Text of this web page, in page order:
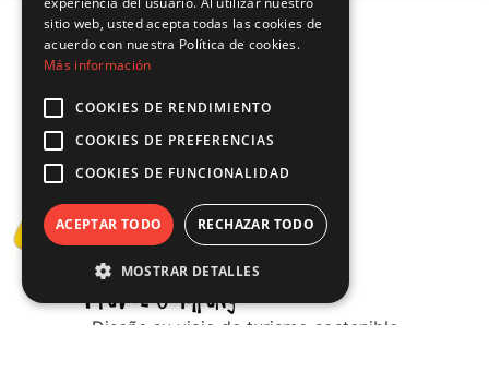
Diseñe su viaje de turismo sostenible
sitio web, usted acepta todas las cookies de
acuerdo con nuestra Política de cookies.
Más información
COOKIES DE RENDIMIENTO
COOKIES DE PREFERENCIAS
COOKIES DE FUNCIONALIDAD
ACEPTAR TODO RECHAZAR TODO
MOSTRAR DETALLES